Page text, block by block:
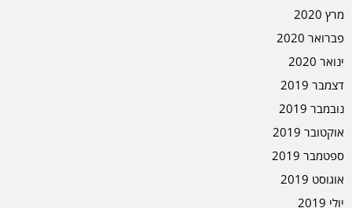
מרץ 2020
פברואר 2020
ינואר 2020
דצמבר 2019
נובמבר 2019
אוקטובר 2019
ספטמבר 2019
אוגוסט 2019
יולי 2019